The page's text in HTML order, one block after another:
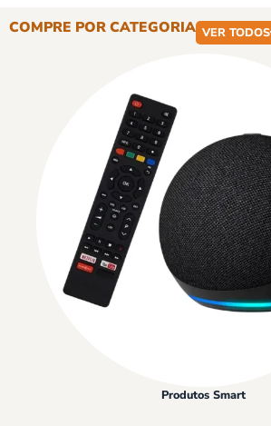
COMPRE POR CATEGORIA VER TODOS
Produtos Smart